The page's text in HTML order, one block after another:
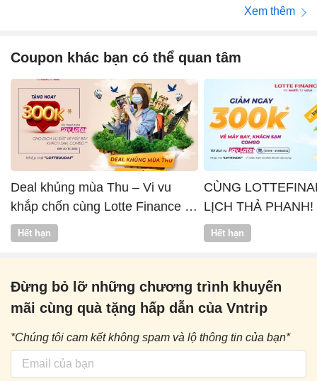
Xem thêm
Coupon khác bạn có thể quan tâm
Deal khủng mùa Thu – Vi vu
khắp chốn cùng Lotte Finance x
Vntrip
Hết hạn
CÙNG
LỊCH THẢ PHANH!
Hết hạn
Đừng bỏ lỡ những chương trình khuyến
mãi cùng quà tặng hấp dẫn của Vntrip
*Chúng tôi cam kết không spam và lộ thông tin của bạn*